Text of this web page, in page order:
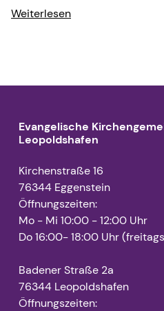
Weiterlesen
Evangelische
Leopoldshafen
Kirchenstraße 16
76344 Eggenstein
Öffnungszeiten:
Mo - Mi 10:00 - 12:00 Uhr
Do 16:00- 18:00 Uhr
Badener Straße 2a
76344 Leopoldshafen
Öffnungszeiten: